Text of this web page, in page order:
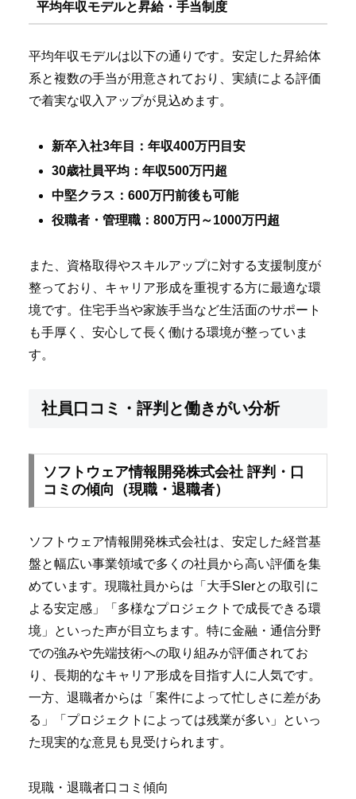
平均年収モデルと昇給・手当制度
平均年収モデルは以下の通りです。安定した昇給体
系と複数の手当が用意されており、実績による評価
で着実な収入アップが見込めます。
新卒入社3年目：年収400万円目安
30歳社員平均：年収500万円超
中堅クラス：600万円前後も可能
役職者・管理職：800万円～1000万円超
また、資格取得やスキルアップに対する支援制度が
整っており、キャリア形成を重視する方に最適な環
境です。住宅手当や家族手当など生活面のサポート
も手厚く、安心して長く働ける環境が整っていま
す。
社員口コミ・評判と働きがい分析
ソフトウェア情報開発株式会社 評判・口
コミの傾向（現職・退職者）
ソフトウェア情報開発株式会社は、安定した経営基
盤と幅広い事業領域で多くの社員から高い評価を集
めています。現職社員からは「大手SIerとの取引に
よる安定感」「多様なプロジェクトで成長できる環
境」といった声が目立ちます。特に金融・通信分野
での強みや先端技術への取り組みが評価されてお
り、長期的なキャリア形成を目指す人に人気です。
一方、退職者からは「案件によって忙しさに差があ
る」「プロジェクトによっては残業が多い」といっ
た現実的な意見も見受けられます。
現職・退職者口コミ傾向